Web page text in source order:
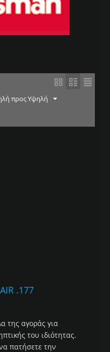
προς Υψηλή
.177
της αγοράς για
του ιδιότητας.
πατήσετε την